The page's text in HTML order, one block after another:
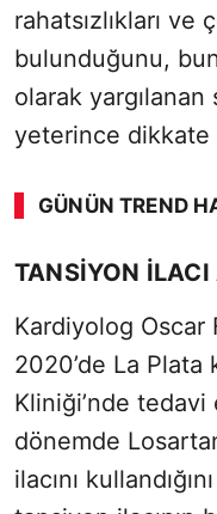
rahatsızlıkları
bulunduğunu,
olarak
yeterince dikkate
GÜNÜN TREND
SÖZCÜ SON DAKİKA
TANSİYON İLACI
Kardiyolog Oscar
2020’de La
Kliniği’nde tedavi
dönemde
ilacını